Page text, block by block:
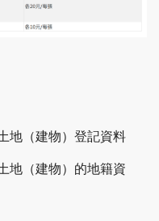
地（建物）登記資料
地（建物）的地籍資